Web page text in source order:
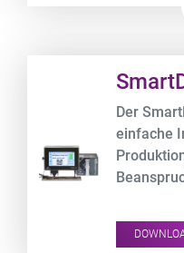
Der
einfache
Drucke